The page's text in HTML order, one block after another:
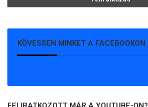
KÖVESSEN MINKET A FACEBOOKON